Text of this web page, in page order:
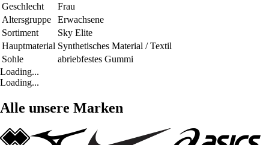
Geschlecht
Frau
Altersgruppe
Erwachsene
Sortiment
Sky Elite
Hauptmaterial Synthetisches Material / Textil
Sohle
abriebfestes Gummi
Loading...
Loading...
Alle unsere Marken